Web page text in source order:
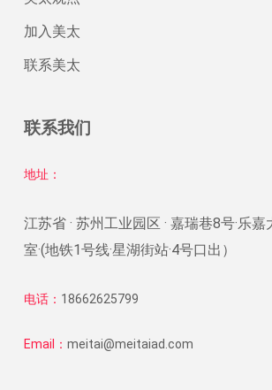
加入美太
联系美太
联系我们
地址：
江苏省 · 苏州工业园区 · 嘉瑞巷8号·乐
室·(地铁1号线·星湖街站·4号口出）
电话： 18662625799
Email： meitai@meitaiad.com